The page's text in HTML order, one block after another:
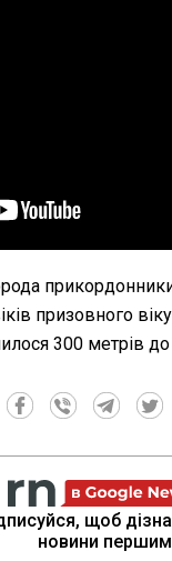
призовного
300 метрів
щоб
новини першим